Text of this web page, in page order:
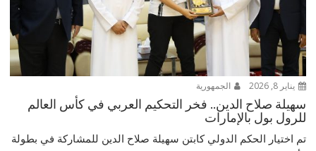
يناير 8, 2026 الجمهورية
سهيلة صلاح الدين.. فخر التحكيم العربي في كأس العالم
للرول بول بالإمارات
تم اختيار الحكم الدولي كابتن سهيلة صلاح الدين للمشاركة في بطولة